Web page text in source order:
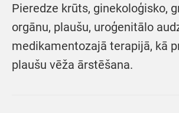
Pieredze krūts, ginekoloģisko,
orgānu, plaušu, uroģenitālo
medikamentozajā terapijā, kā
plaušu vēža ārstēšana.